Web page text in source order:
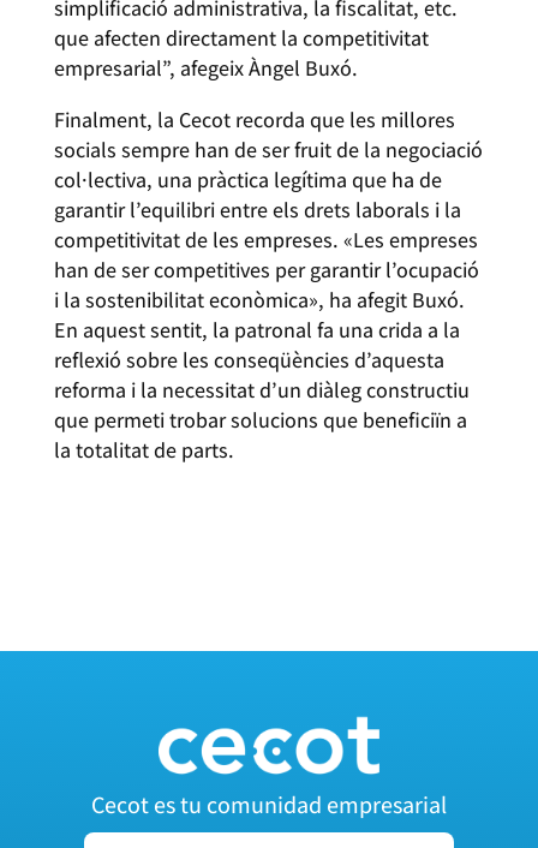
simplificació administrativa, la fiscalitat, etc.
que afecten directament la competitivitat
empresarial”, afegeix Àngel Buxó.
Finalment, la Cecot recorda que les millores
socials sempre han de ser fruit de la negociació
col·lectiva, una pràctica legítima que ha de
garantir l’equilibri entre els drets laborals i la
competitivitat de les empreses. «Les empreses
han de ser competitives per garantir l’ocupació
i la sostenibilitat econòmica», ha afegit Buxó.
En aquest sentit, la patronal fa una crida a la
reflexió sobre les conseqüències d’aquesta
reforma i la necessitat d’un diàleg constructiu
que permeti trobar solucions que beneficiïn a
la totalitat de parts.
Cecot es tu comunidad empresarial